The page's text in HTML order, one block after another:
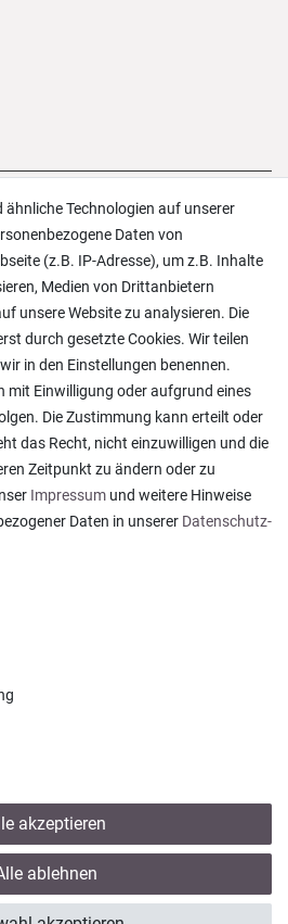
prompte Lieferung und
05.08.2026
29.07.2026
ähnliche Technologien auf unserer
Daten von
(z.B. IP-Adresse), um z.B. Inhalte
Medien von Drittanbietern
unsere Website zu analysieren. Die
durch gesetzte Cookies. Wir teilen
in den Einstellungen benennen.
mit Einwilligung oder aufgrund eines
Die Zustimmung kann erteilt oder
das Recht, nicht einzuwilligen und die
Zeitpunkt zu ändern oder zu
Impressum und weitere Hinweise
Daten in unserer Daten­schutz­
akzeptieren
ablehnen
MwSt. zzgl.
GmbH / Alle Rechte vorbehalten /